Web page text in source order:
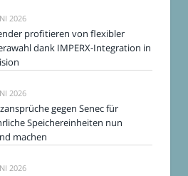
2026
profitieren von flexibler
dank IMPERX-Integration in
2026
gegen Senec für
Speichereinheiten nun
machen
2026